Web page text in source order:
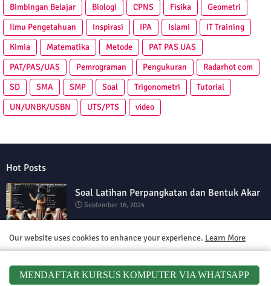
MENDAFTAR KURSUS KOMPUTER VIA WHATSAPP
Bimbingan Belajar
Biologi CPNS Fisika
Geometri
Ilmu Pengetahuan
Inspirasi IPA Islami
IT Training
Kimia
Matematika Metode
PAT PAS UAS
PAT/PAS/UAS
Pemrograman Pengukuran
Radarhot com
SD
SMA SMP Soal Trigonometri
Tutorial
UN/UNBK/USBN
UTS/PTS video
Hot Posts
Soal Latihan Perpangkatan dan Bentuk Akar
September 16, 2024
Soal Latihan Teorema Phytagoras by Bimbel
September 15, 2024
Our website uses cookies to enhance your experience. Learn More
Accept !